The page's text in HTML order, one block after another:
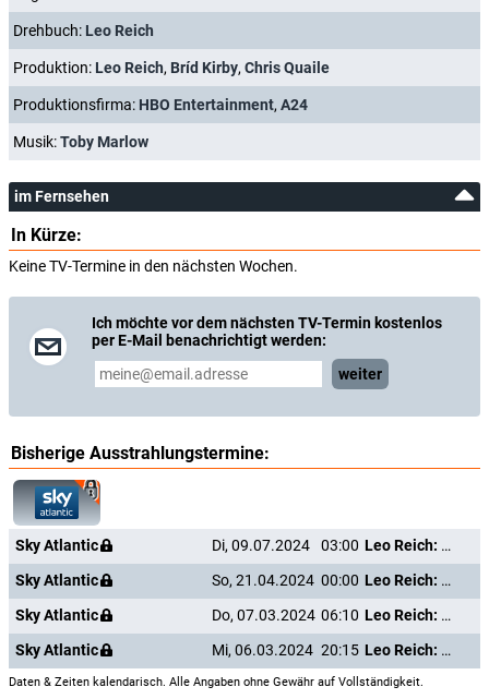
Drehbuch: Leo Reich
Produktion: Leo Reich, Bríd Kirby, Chris Quaile
Produktionsfirma: HBO Entertainment, A24
Musik:Toby Marlow
im Fernsehen
In Kürze:
Keine TV-Termine in den nächsten Wochen.
Ich möchte vor dem nächsten TV-Termin kostenlos
per E-Mail benachrichtigt werden:
weiter
Bisherige Ausstrahlungstermine:
Sky Atlantic Di, 09.07.2024 03:00
Leo Reich: Literally Who Cares
Sky Atlantic
So, 21.04.2024 00:00
Leo Reich: Literally Who Cares
Sky Atlantic
Do, 07.03.2024 06:10
Leo Reich: Literally Who Cares
Sky Atlantic
Mi, 06.03.2024 20:15 Leo Reich: Literally Who Cares
Daten & Zeiten kalendarisch. Alle Angaben ohne Gewähr auf Vollständigkeit.